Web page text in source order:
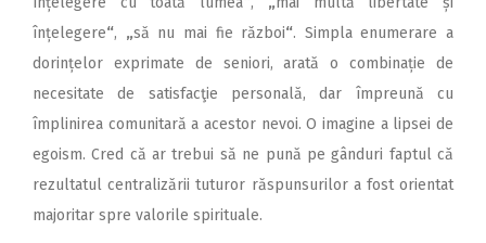
înțelegere“, „să nu mai fie război“. Simpla enumerare a
dorințelor exprimate de seniori, arată o combinație de
necesitate de satisfacţie personală, dar împreună cu
împlinirea comunitară a acestor nevoi. O imagine a lipsei de
egoism. Cred că ar trebui să ne pună pe gânduri faptul că
rezultatul centralizării tuturor răspunsurilor a fost orientat
majoritar spre valorile spirituale.